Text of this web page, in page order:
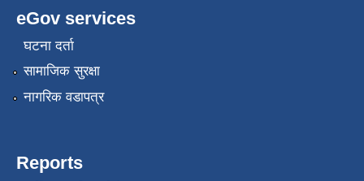
eGov services
घटना दर्ता
सामाजिक सुरक्षा
नागरिक वडापत्र
Reports